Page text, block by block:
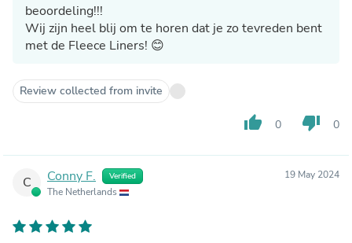
beoordeling!!!
Wij zijn heel blij om te horen dat je zo tevreden bent
met de Fleece Liners! 😊
Review collected from invite
thumb_up 0 thumb_down 0
C Conny F. Verified
The Netherlands
19 May 2024